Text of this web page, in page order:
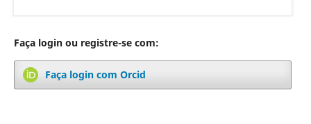
Faça login ou registre-se com:
Faça login com Orcid